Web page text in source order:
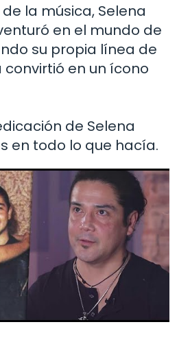
la música, Selena
en el mundo de
su propia línea de
convirtió en un ícono
de Selena
en todo lo que hacía.